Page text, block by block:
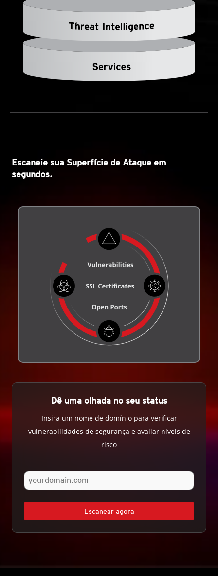
Escaneie sua Superfície de Ataque em
segundos.
Dê uma olhada no seu status
Insira um nome de domínio para verificar
vulnerabilidades de segurança e avaliar níveis de
risco
Escanear agora